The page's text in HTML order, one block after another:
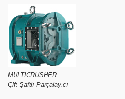
MULTICRUSHER
Çift Şaftlı Parçalayıcı